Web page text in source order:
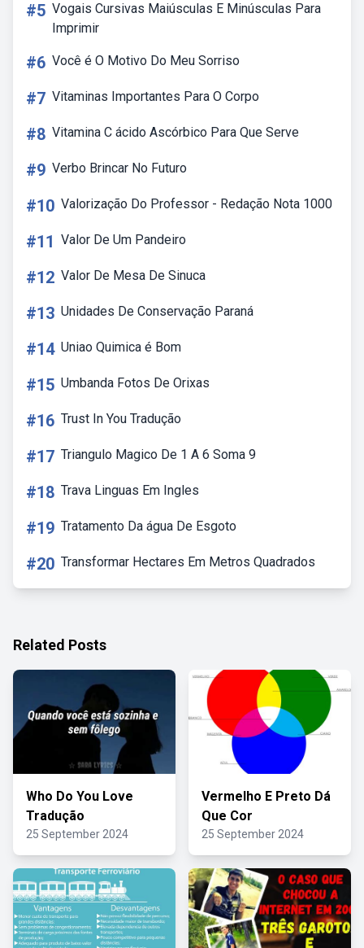
#5 Vogais Cursivas Maiúsculas E Minúsculas Para
Imprimir
#6 Você é O Motivo Do Meu Sorriso
#7 Vitaminas Importantes Para O Corpo
#8 Vitamina C ácido Ascórbico Para Que Serve
#9 Verbo Brincar No Futuro
#10 Valorização Do Professor - Redação Nota 1000
#11 Valor De Um Pandeiro
#12 Valor De Mesa De Sinuca
#13 Unidades De Conservação Paraná
#14 Uniao Quimica é Bom
#15 Umbanda Fotos De Orixas
#16 Trust In You Tradução
#17 Triangulo Magico De 1 A 6 Soma 9
#18 Trava Linguas Em Ingles
#19 Tratamento Da água De Esgoto
#20 Transformar Hectares Em Metros Quadrados
Related Posts
Who Do You Love
Tradução
25 September 2024
Vermelho E Preto Dá
Que Cor
25 September 2024